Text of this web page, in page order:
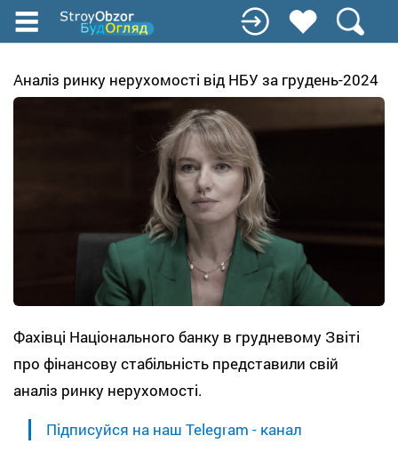
Перейти
содержанию
Аналіз ринку нерухомості від НБУ за грудень-2024
Фахівці Національного банку в грудневому Звіті
про фінансову стабільність представили свій
аналіз ринку нерухомості.
Підписуйся на наш Telegram - канал